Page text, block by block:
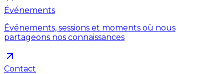
Événements
Événements, sessions et moments où nous
partageons nos connaissances
Contact